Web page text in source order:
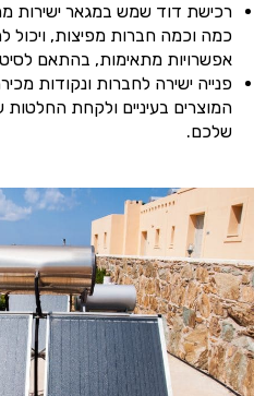
רכישת דוד שמש במגאר ישירות
כמה וכמה חברות מפיצות, ויכול
אפשרויות מתאימות, בהתאם
פנייה ישירה לחברות ונקודות
המוצרים בעיניים ולקחת החלטות
שלכם.